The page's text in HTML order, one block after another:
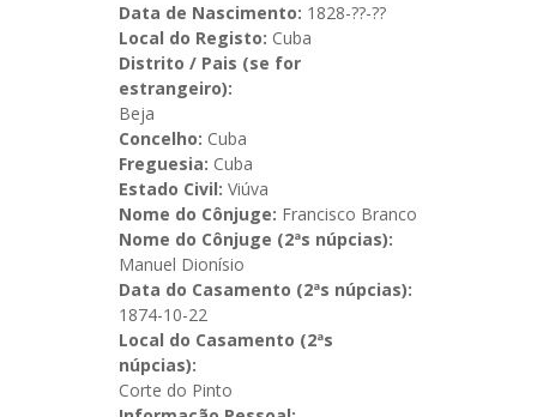
Data de Nascimento: 1828-??-??
Local do Registo: Cuba
Distrito / Pais (se for
estrangeiro):
Beja
Concelho: Cuba
Freguesia: Cuba
Estado Civil: Viúva
Nome do Cônjuge: Francisco Branco
Nome do Cônjuge (2ªs núpcias):
Manuel Dionísio
Data do Casamento (2ªs núpcias):
1874-10-22
Local do Casamento (2ªs
núpcias):
Corte do Pinto